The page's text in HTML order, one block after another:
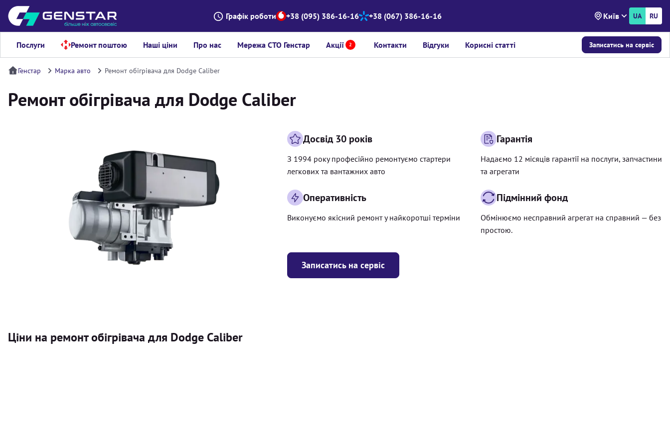
Графік роботи +38 (095) 386-16-16 +38 (067) 386-16-16 Київ UA RU
Послуги Ремонт поштою Наші ціни Про нас Мережа СТО Генстар Акції 2 Контакти Відгуки Корисні статті Записатись на сервіс
Генстар Марка авто Ремонт обігрівача для Dodge Caliber
Ремонт обігрівача для Dodge Caliber
Записатись на сервіс
Досвід 30 років
З 1994 року професійно ремонтуємо стартери
легкових та вантажних авто
Гарантія
Надаємо 12 місяців гарантії на послуги, запчастини
та агрегати
Оперативність
Виконуємо якісний ремонт у найкоротші терміни
Підмінний фонд
Обмінюємо несправний агрегат на справний — без
простою.
Ціни на ремонт обігрівача для Dodge Caliber